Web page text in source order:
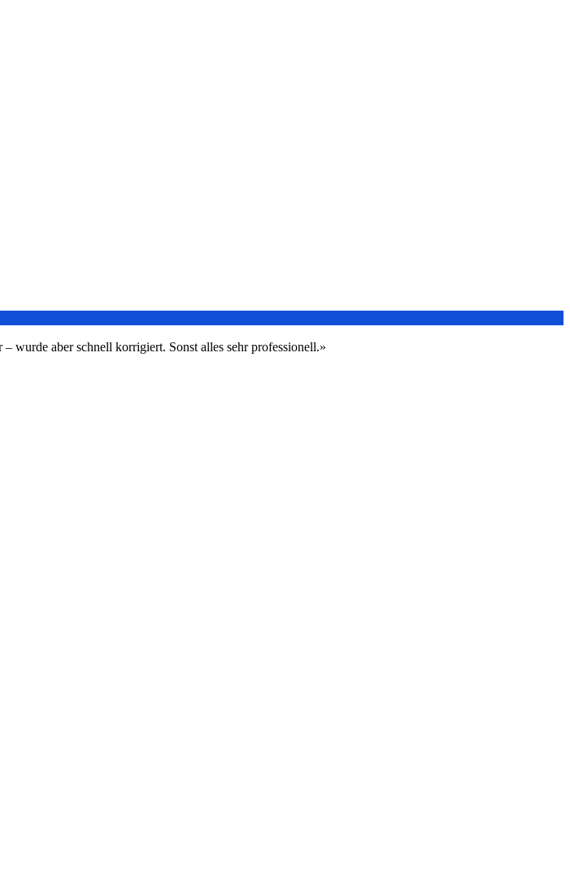
wurde aber schnell korrigiert. Sonst alles sehr professionell.